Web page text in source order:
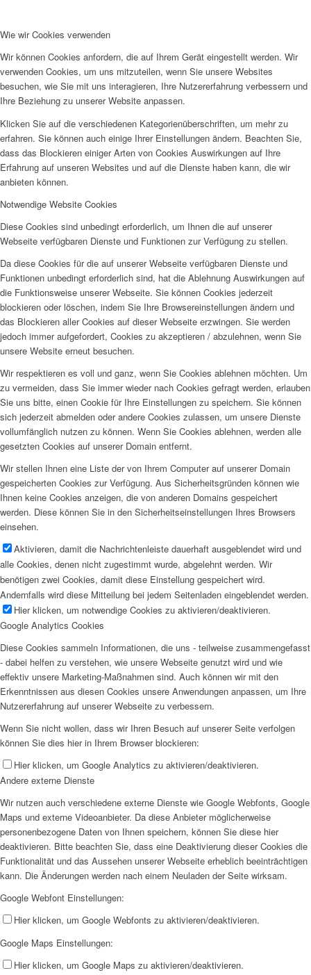
Wie wir Cookies verwenden
Wir können Cookies anfordern, die auf Ihrem Gerät eingestellt werden. Wir
verwenden Cookies, um uns mitzuteilen, wenn Sie unsere Websites
besuchen, wie Sie mit uns interagieren, Ihre Nutzererfahrung verbessern und
Ihre Beziehung zu unserer Website anpassen.
Klicken Sie auf die verschiedenen Kategorienüberschriften, um mehr zu
erfahren. Sie können auch einige Ihrer Einstellungen ändern. Beachten Sie,
dass das Blockieren einiger Arten von Cookies Auswirkungen auf Ihre
Erfahrung auf unseren Websites und auf die Dienste haben kann, die wir
anbieten können.
Notwendige Website Cookies
Diese Cookies sind unbedingt erforderlich, um Ihnen die auf unserer
Webseite verfügbaren Dienste und Funktionen zur Verfügung zu stellen.
Da diese Cookies für die auf unserer Webseite verfügbaren Dienste und
Funktionen unbedingt erforderlich sind, hat die Ablehnung Auswirkungen auf
die Funktionsweise unserer Webseite. Sie können Cookies jederzeit
blockieren oder löschen, indem Sie Ihre Browsereinstellungen ändern und
das Blockieren aller Cookies auf dieser Webseite erzwingen. Sie werden
jedoch immer aufgefordert, Cookies zu akzeptieren / abzulehnen, wenn Sie
unsere Website erneut besuchen.
Wir respektieren es voll und ganz, wenn Sie Cookies ablehnen möchten. Um
zu vermeiden, dass Sie immer wieder nach Cookies gefragt werden, erlauben
Sie uns bitte, einen Cookie für Ihre Einstellungen zu speichern. Sie können
sich jederzeit abmelden oder andere Cookies zulassen, um unsere Dienste
vollumfänglich nutzen zu können. Wenn Sie Cookies ablehnen, werden alle
gesetzten Cookies auf unserer Domain entfernt.
Wir stellen Ihnen eine Liste der von Ihrem Computer auf unserer Domain
gespeicherten Cookies zur Verfügung. Aus Sicherheitsgründen können wie
Ihnen keine Cookies anzeigen, die von anderen Domains gespeichert
werden. Diese können Sie in den Sicherheitseinstellungen Ihres Browsers
einsehen.
Aktivieren, damit die Nachrichtenleiste dauerhaft ausgeblendet wird und
alle Cookies, denen nicht zugestimmt wurde, abgelehnt werden. Wir
benötigen zwei Cookies, damit diese Einstellung gespeichert wird.
Andernfalls wird diese Mitteilung bei jedem Seitenladen eingeblendet werden.
Hier klicken, um notwendige Cookies zu aktivieren/deaktivieren.
Google Analytics Cookies
Diese Cookies sammeln Informationen, die uns - teilweise zusammengefasst
- dabei helfen zu verstehen, wie unsere Webseite genutzt wird und wie
effektiv unsere Marketing-Maßnahmen sind. Auch können wir mit den
Erkenntnissen aus diesen Cookies unsere Anwendungen anpassen, um Ihre
Nutzererfahrung auf unserer Webseite zu verbessern.
Wenn Sie nicht wollen, dass wir Ihren Besuch auf unserer Seite verfolgen
können Sie dies hier in Ihrem Browser blockieren:
Hier klicken, um Google Analytics zu aktivieren/deaktivieren.
Andere externe Dienste
Wir nutzen auch verschiedene externe Dienste wie Google Webfonts, Google
Maps und externe Videoanbieter. Da diese Anbieter möglicherweise
personenbezogene Daten von Ihnen speichern, können Sie diese hier
deaktivieren. Bitte beachten Sie, dass eine Deaktivierung dieser Cookies die
Funktionalität und das Aussehen unserer Webseite erheblich beeinträchtigen
kann. Die Änderungen werden nach einem Neuladen der Seite wirksam.
Google Webfont Einstellungen:
Hier klicken, um Google Webfonts zu aktivieren/deaktivieren.
Google Maps Einstellungen:
Hier klicken, um Google Maps zu aktivieren/deaktivieren.